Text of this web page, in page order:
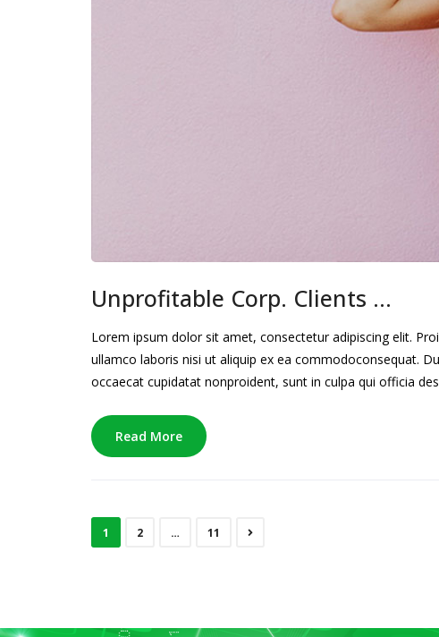
Unprofitable Corp. Clients …
Lorem ipsum dolor sit amet, consectetur adipiscing elit.
ullamco laboris nisi ut aliquip ex ea commodoconsequat.
occaecat cupidatat nonproident, sunt in culpa qui officia
Read More
1 2 … 11